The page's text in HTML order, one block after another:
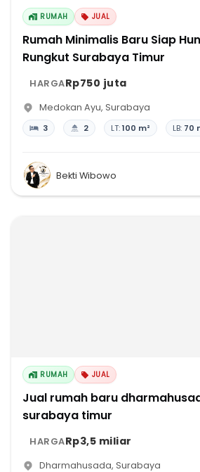
RUMAH JUAL
Rumah Minimalis Baru Siap
Rungkut Surabaya Timur
HARGARp750 juta
Medokan Ayu, Surabaya
3 2 LT:100 m² LB: 70
Bekti Wibowo
RUMAH JUAL
Jual rumah baru
surabaya timur
HARGARp3,5 miliar
Dharmahusada, Surabaya